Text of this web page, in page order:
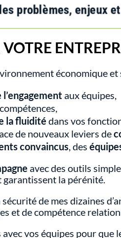
problèmes, enjeux
économique
aux équipes,
la fluidité dans vos
de nouveaux leviers de
convaincus, des
avec des outils
garantissent la pérénité.
de mes dizaines
et de compétence
avec vos équipes pour